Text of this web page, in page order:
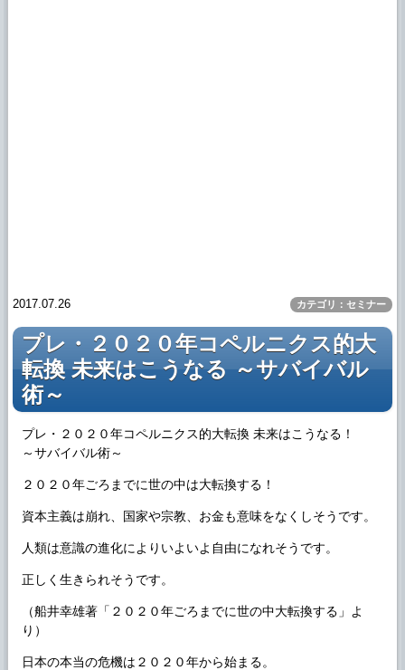
2017.07.26 カテゴリ：セミナー
プレ・２０２０年コペルニクス的大
転換 未来はこうなる ～サバイバル
術～
プレ・２０２０年コペルニクス的大転換 未来はこうなる！
～サバイバル術～
２０２０年ごろまでに世の中は大転換する！
資本主義は崩れ、国家や宗教、お金も意味をなくしそうです。
人類は意識の進化によりいよいよ自由になれそうです。
正しく生きられそうです。
（船井幸雄著「２０２０年ごろまでに世の中大転換する」よ
り）
日本の本当の危機は２０２０年から始まる。